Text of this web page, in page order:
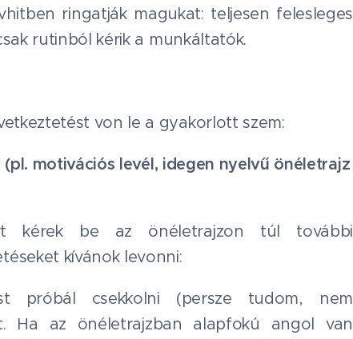
ringatják magukat: teljesen felesleges
rutinból kérik a munkáltatók.
von le a gyakorlott szem:
motivációs levél, idegen nyelvű önéletrajz
kérek be az önéletrajzon túl további
kívánok levonni:
próbál csekkolni (persze tudom, nem
Ha az önéletrajzban alapfokú angol van